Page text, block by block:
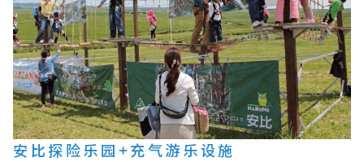
安比探险乐园+充气游乐设施